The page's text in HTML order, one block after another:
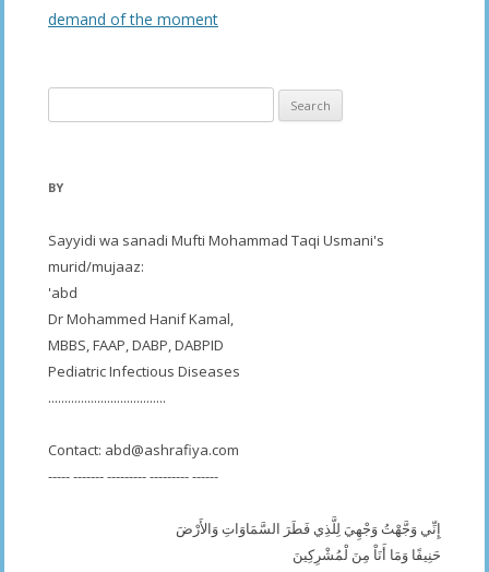
navigation
demand of the moment
for:
BY
Sayyidi wa sanadi Mufti Mohammad Taqi Usmani's
murid/mujaaz:
'abd
Dr Mohammed Hanif Kamal,
MBBS, FAAP, DABP, DABPID
Pediatric Infectious Diseases
....................................
Contact: abd@ashrafiya.com
----- ------- --------- --------- ------
إِنِّي وَجَّهْتُ وَجْهِيَ لِلَّذِي فَطَرَ السَّمَاوَاتِ وَالأَرْضَ
حَنِيفًا وَمَا أَنَاْ مِنَ لْمُشْرِكِينَ